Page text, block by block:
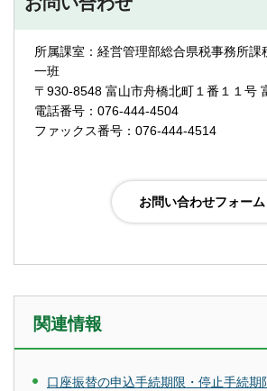
所属課室：経営管理部総合県税事務所課
一班
〒930-8548 富山市舟橋北町１番１１号
電話番号：076-444-4504
ファックス番号：076-444-4514
関連情報
口座振替の申込手続期限・停止手続期